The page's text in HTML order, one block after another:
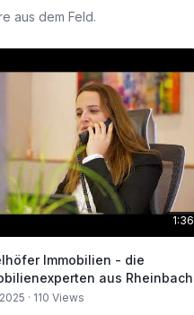
aus dem Feld.
1:36
Immobilien - die
aus Rheinbach
· 110 Views